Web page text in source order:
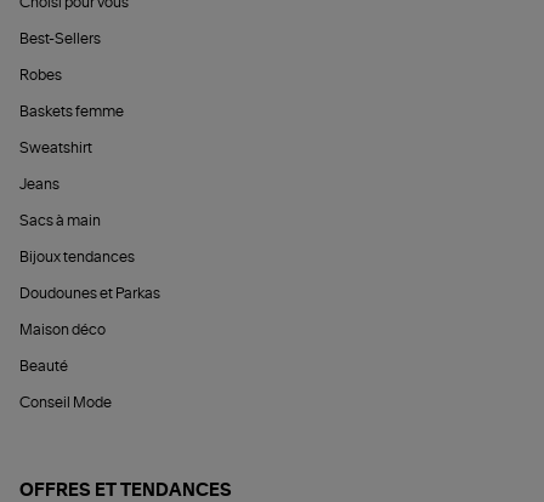
Best-Sellers
Robes
Baskets femme
Sweatshirt
Jeans
Sacs à main
Bijoux tendances
Doudounes et Parkas
Maison déco
Beauté
Conseil Mode
OFFRES ET TENDANCES